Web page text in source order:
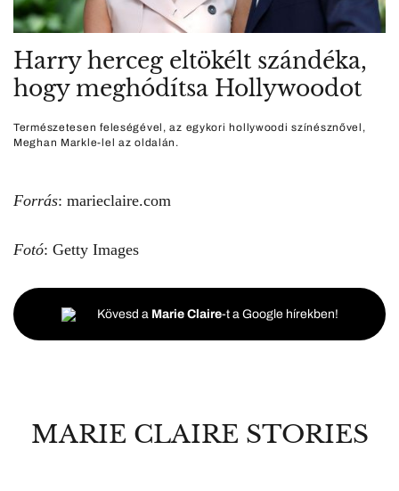
Harry herceg eltökélt szándéka,
hogy meghódítsa Hollywoodot
Természetesen feleségével, az egykori hollywoodi színésznővel,
Meghan Markle-lel az oldalán.
Forrás: marieclaire.com
Fotó: Getty Images
Kövesd a Marie Claire-t a Google hírekben!
MARIE CLAIRE STORIES